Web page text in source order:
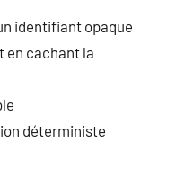
identifiant opaque
en cachant la
déterministe